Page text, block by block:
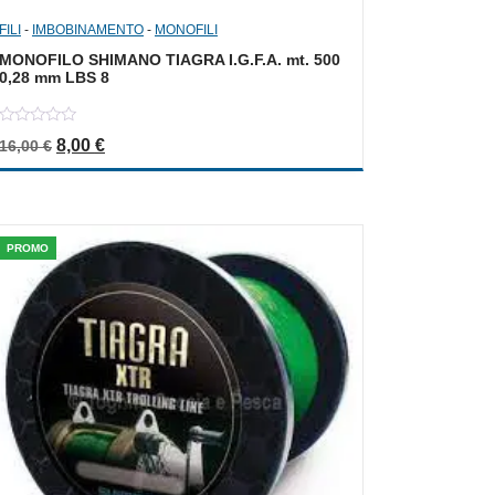
FILI - IMBOBINAMENTO- MONOFILI
MONOFILO SHIMANO TIAGRA I.G.F.A. mt. 500
0,28 mm LBS 8
out
16,00€ Il prezzo originale era: 16,00 €.
8,00 €Il prezzo attuale è: 8,00 €.
PROMO